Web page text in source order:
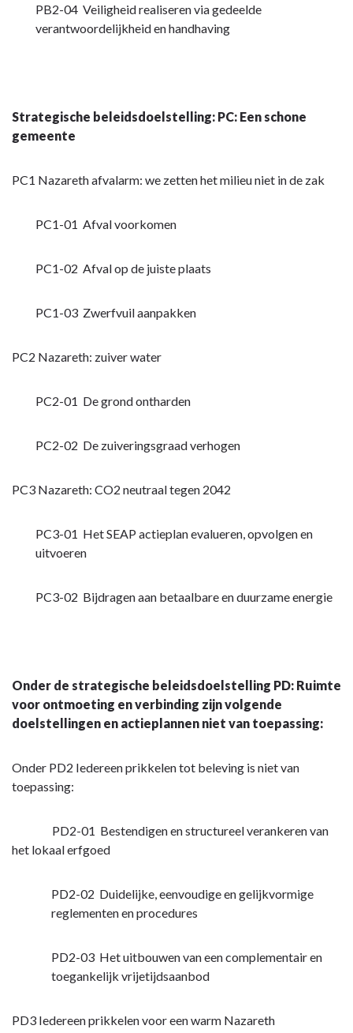
PB2-04 Veiligheid realiseren via gedeelde
verantwoordelijkheid en handhaving
Strategische beleidsdoelstelling: PC: Een schone
gemeente
PC1 Nazareth afvalarm: we zetten het milieu niet in de zak
PC1-01 Afval voorkomen
PC1-02 Afval op de juiste plaats
PC1-03 Zwerfvuil aanpakken
PC2 Nazareth: zuiver water
PC2-01 De grond ontharden
PC2-02 De zuiveringsgraad verhogen
PC3 Nazareth: CO2 neutraal tegen 2042
PC3-01 Het SEAP actieplan evalueren, opvolgen en
uitvoeren
PC3-02 Bijdragen aan betaalbare en duurzame energie
Onder de strategische beleidsdoelstelling PD: Ruimte
voor ontmoeting en verbinding zijn volgende
doelstellingen en actieplannen niet van toepassing:
Onder PD2 Iedereen prikkelen tot beleving is niet van
toepassing:
PD2-01 Bestendigen en structureel verankeren van
het lokaal erfgoed
PD2-02 Duidelijke, eenvoudige en gelijkvormige
reglementen en procedures
PD2-03 Het uitbouwen van een complementair en
toegankelijk vrijetijdsaanbod
PD3 Iedereen prikkelen voor een warm Nazareth